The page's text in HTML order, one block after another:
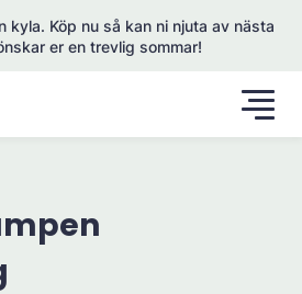
kyla. Köp nu så kan ni njuta av nästa
er en trevlig sommar!